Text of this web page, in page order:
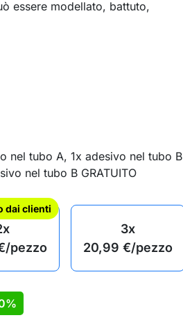
essere modellato, battuto,
nel tubo A, 1x adesivo nel tubo B
nel tubo B GRATUITO
dai clienti
/pezzo
3x
20,99€/pezzo